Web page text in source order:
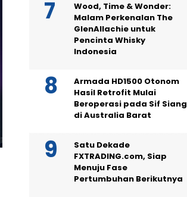
Wood, Time & Wonder:
Malam Perkenalan The
GlenAllachie untuk
Pencinta Whisky
Indonesia
Armada HD1500 Otonom
Hasil Retrofit Mulai
Beroperasi pada Sif Siang
di Australia Barat
Satu Dekade
FXTRADING.com, Siap
Menuju Fase
Pertumbuhan Berikutnya